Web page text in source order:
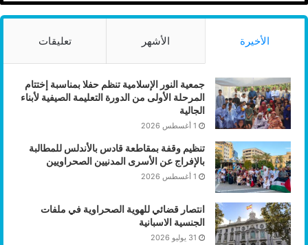
الأخيرة الأشهر تعليقات
جمعية النور الإسلامية تنظم حفلا بمناسبة إختتام
المرحلة الأولى من الدورة التعليمة الصيفية لأبناء
الجالية
1 أغسطس 2026
تنظيم وقفة بمقاطعة قادس بالأندلس للمطالبة
بالإفراج عن الأسرى المدنيين الصحراويين
1 أغسطس 2026
انتصار قضائي للهوية الصحراوية في ملفات
الجنسية الاسبانية
31 يوليو 2026